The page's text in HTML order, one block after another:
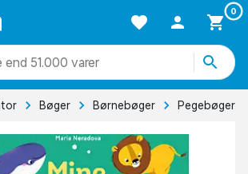
0
end 51.000 varer
Bøger Børnebøger Pegebøger